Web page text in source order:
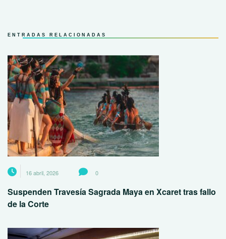
ENTRADAS RELACIONADAS
16 abril, 2026 0
Suspenden Travesía Sagrada Maya en Xcaret tras fallo
de la Corte